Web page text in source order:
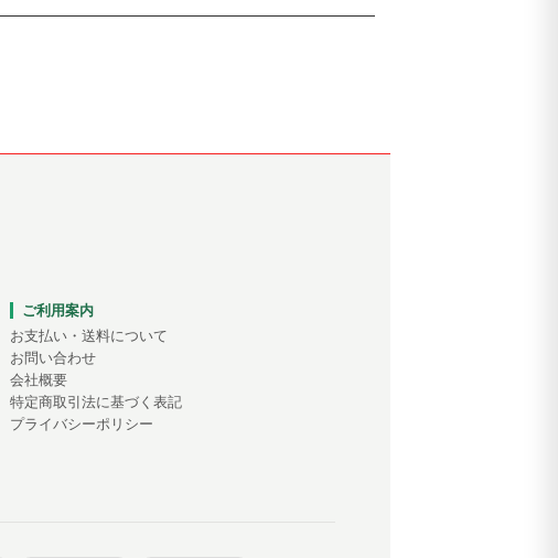
ご利用案内
お支払い・送料について
お問い合わせ
会社概要
特定商取引法に基づく表記
プライバシーポリシー